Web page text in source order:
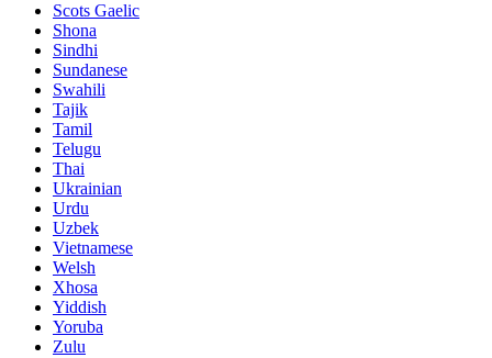
Scots Gaelic
Shona
Sindhi
Sundanese
Swahili
Tajik
Tamil
Telugu
Thai
Ukrainian
Urdu
Uzbek
Vietnamese
Welsh
Xhosa
Yiddish
Yoruba
Zulu